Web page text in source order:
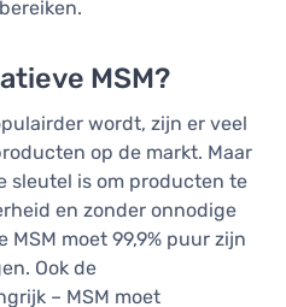
MSM?
wordt, zijn er veel
op de markt. Maar
sleutel is om producten te
en zonder onnodige
moet 99,9% puur zijn
Ook de
– MSM moet